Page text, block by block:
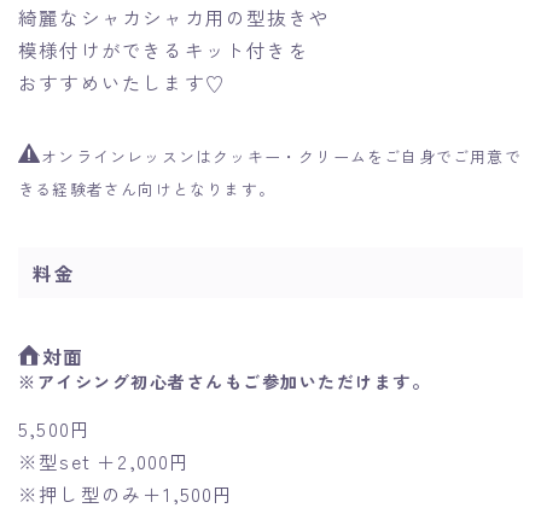
綺麗なシャカシャカ用の型抜きや
模様付けができるキット付きを
おすすめいたします♡
オンラインレッスンはクッキー・クリームをご自身でご用意で
きる経験者さん向けとなります。
料金
対面
※アイシング初心者さんもご参加いただけます。
5,500円
※型set ＋2,000円
※押し型のみ＋1,500円